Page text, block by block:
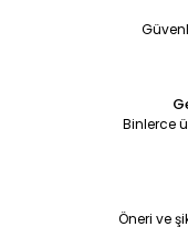
Binlerce
Öneri ve